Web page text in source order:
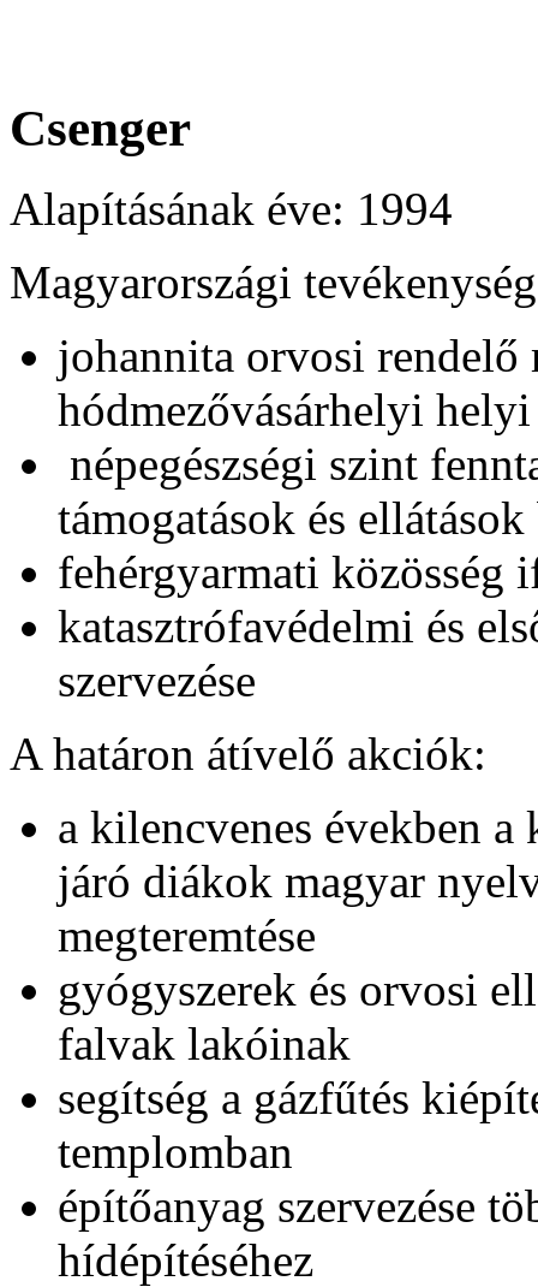
Csenger
Alapításának éve: 1994
Magyarországi
johannita orvosi rendelő
hódmezővásárhelyi
népegészségi szint
támogatások és
fehérgyarmati közösség
katasztrófavédelmi és
szervezése
A határon átívelő akciók:
a kilencvenes években
járó diákok magyar
megteremtése
gyógyszerek és orvosi
falvak lakóinak
segítség a gázfűtés
templomban
építőanyag szervezése
hídépítéséhez